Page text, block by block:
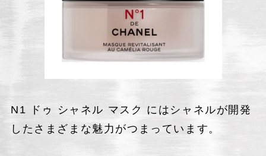
N1 ドゥ シャネル マスク にはシャネルが開発
したさまざまな魅力がつまっています。